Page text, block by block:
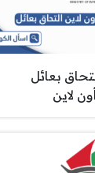
بعائل